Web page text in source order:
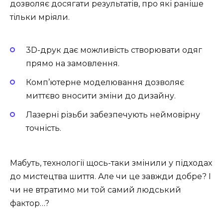
дозволяє досягати результатів, про які раніше
тільки мріяли.
3D-друк дає можливість створювати одяг
прямо на замовлення.
Комп’ютерне моделювання дозволяє
миттєво вносити зміни до дизайну.
Лазерні різьби забезпечують неймовірну
точність.
Мабуть, технології щось-таки змінили у підходах
до мистецтва шиття. Але чи це завжди добре? І
чи не втратимо ми той самий людський
фактор…?